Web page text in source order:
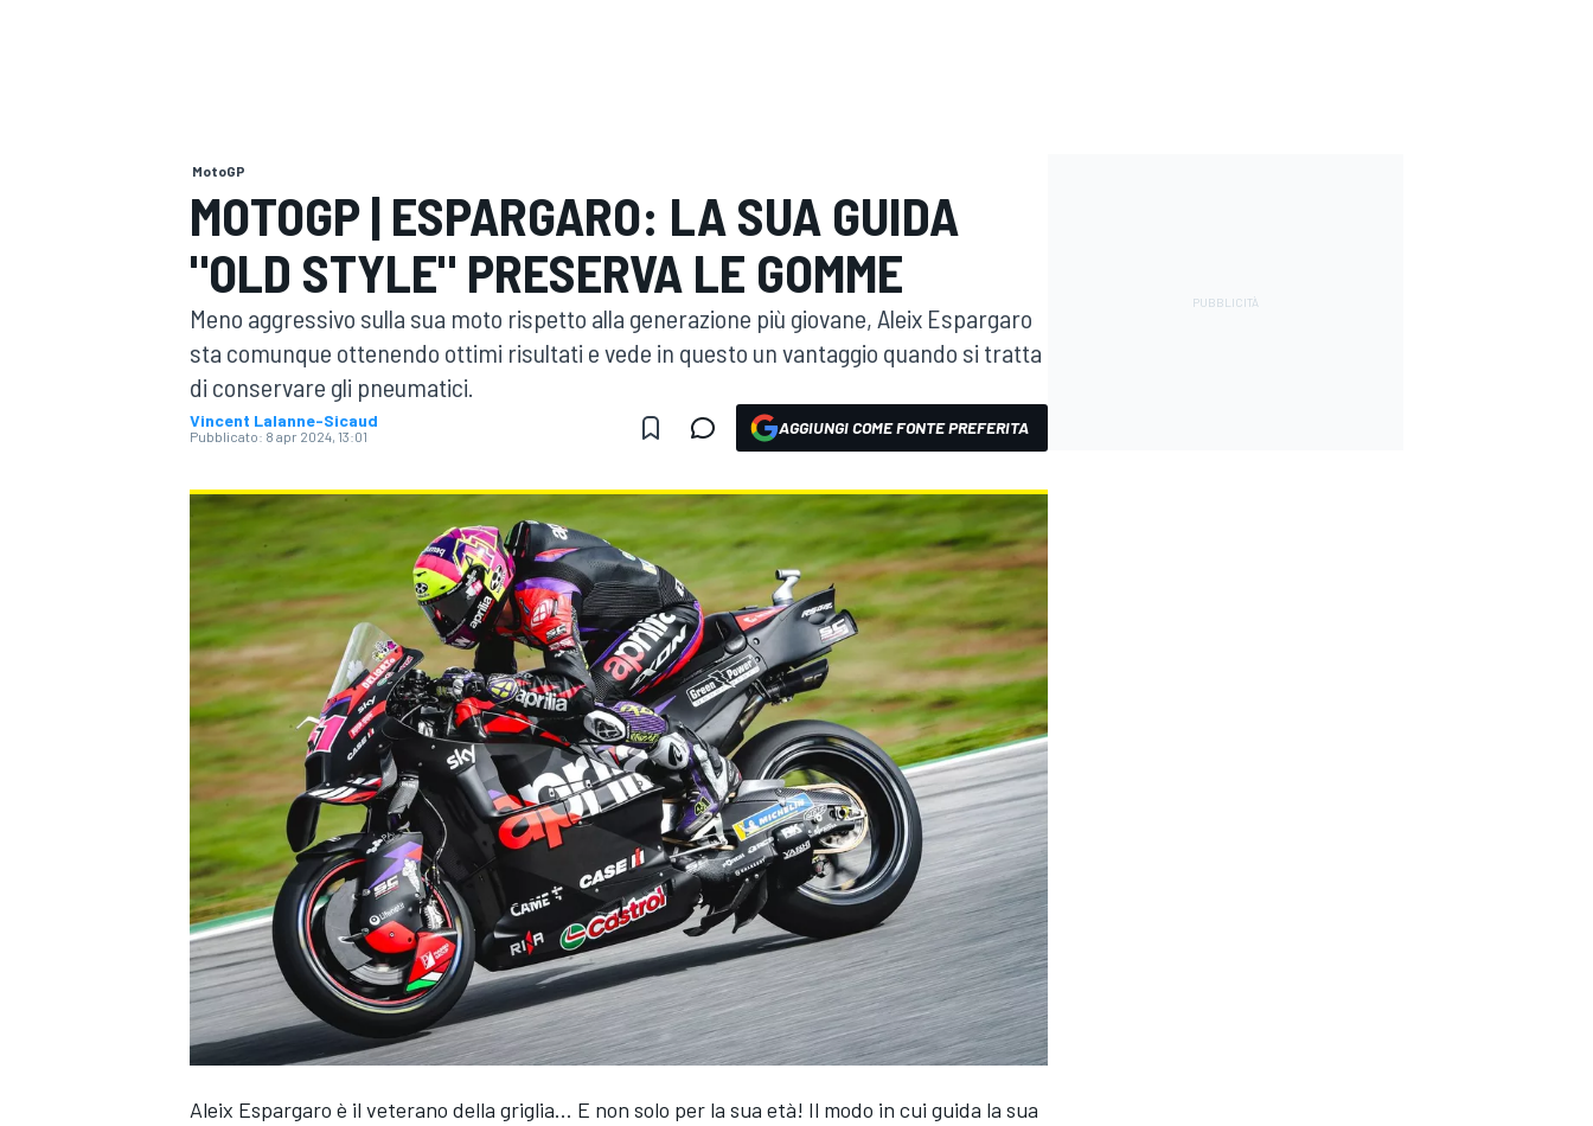
WRC
MONOPOSTO
MotoGP
MOTOGP | ESPARGARO: LA SUA GUIDA
"OLD STYLE" PRESERVA LE GOMME
Meno aggressivo sulla sua moto rispetto alla generazione più giovane, Aleix Espargaro
sta comunque ottenendo ottimi risultati e vede in questo un vantaggio quando si tratta
di conservare gli pneumatici.
Vincent Lalanne-Sicaud
Pubblicato: 8 apr 2024, 13:01 AGGIUNGI COME FONTE PREFERITA
Aleix Espargaro è il veterano della griglia... E non solo per la sua età! Il modo in cui guida la sua